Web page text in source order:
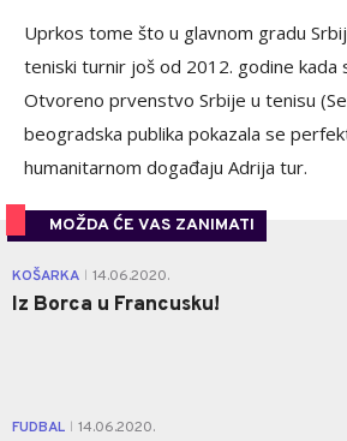
Uprkos tome što u glavnom gradu
teniski turnir još od 2012. godine kada
Otvoreno prvenstvo Srbije u tenisu
beogradska publika pokazala se
humanitarnom događaju Adrija tur.
MOŽDA ĆE VAS ZANIMATI
KOŠARKA 14.06.2020.
Iz Borca u Francusku!
FUDBAL 14.06.2020.